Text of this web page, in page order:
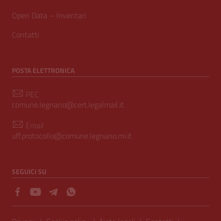
Open Data – Inventari
Contatti
POSTA ELETTRONICA
PEC
comune.legnano@cert.legalmail.it
Email
uff.protocollo@comune.legnano.mi.it
SEGUICI SU